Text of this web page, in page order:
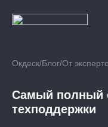
Окдеск/Блог/От
Самый полный
техподдержки